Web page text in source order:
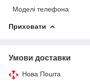
Моделі телефона
Приховати
Умови доставки
Нова Пошта